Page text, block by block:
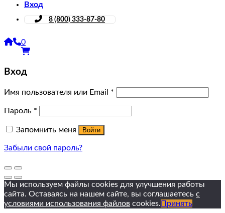
Вход
8 (800) 333-87-80
0
Вход
Имя пользователя или Email *
Пароль *
Запомнить меня Войти
Забыли свой пароль?
Мы используем файлы cookies для улучшения работы
сайта. Оставаясь на нашем сайте, вы соглашаетесь с
условиями использования файлов cookies. Принять